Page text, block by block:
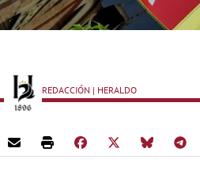
REDACCIÓN | HERALDO